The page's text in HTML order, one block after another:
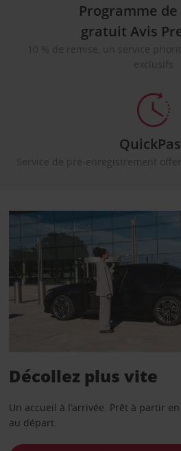
Programme
gratuit Avis
10 % de remise, un service
exclusifs
Service de pré-enregistrement
Décollez plus vite
Un accueil à l’arrivée. Prêt à partir
au départ.